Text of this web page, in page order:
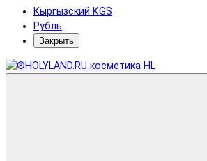
Кыргызский KGS
Рубль
Закрыть